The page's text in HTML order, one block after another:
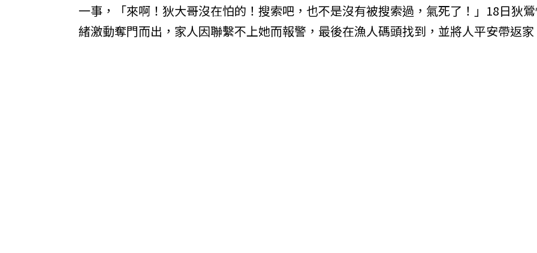
一事，「來啊！狄大哥沒在怕的！搜索吧，也不是沒有被搜索過，氣死了！」18日狄
緒激動奪門而出，家人因聯繫不上她而報警，最後在漁人碼頭找到，並將人平安帶返